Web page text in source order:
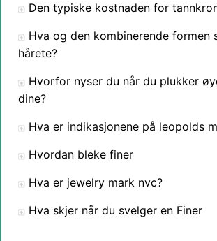
Den typiske kostnaden for
Hva og den kombinerende formen
hårete?
Hvorfor nyser du når du plukker
dine?
Hva er indikasjonene på leopolds
Hvordan bleke finer
Hva er jewelry mark nvc?
Hva skjer når du svelger en Finer